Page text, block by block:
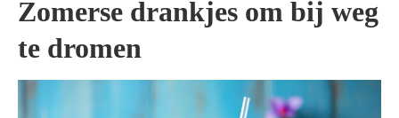
Zomerse drankjes om bij weg
te dromen